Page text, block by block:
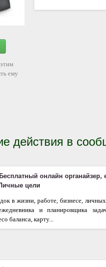
ему
действия в
Бесплатный онлайн
цели
в жизни, работе, бизнесе,
и планировщика
баланса, карту...